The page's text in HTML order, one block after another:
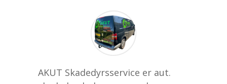
AKUT Skadedyrsservice er aut.